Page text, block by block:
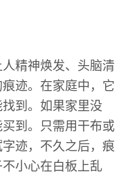
精神焕发、头脑清
迹。在家庭中，它
到。如果家里没
到。只需用干布或
迹，不久之后，痕
小心在白板上乱